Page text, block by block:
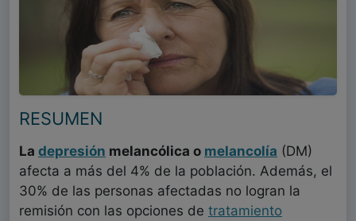
RESUMEN
La depresión melancólica o melancolía (DM)
afecta a más del 4% de la población. Además, el
30% de las personas afectadas no logran la
remisión con las opciones de tratamiento